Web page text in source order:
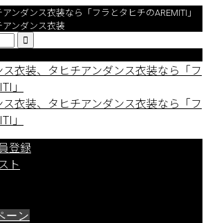
ンダンス衣装なら「フラとタヒチのAREMITI」
ンダンス衣装

登録
ト
ーン